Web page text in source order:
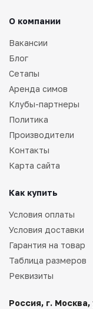
О компании
Вакансии
Блог
Сетапы
Аренда симов
Клубы-партнеры
Политика
Производители
Контакты
Карта сайта
Как купить
Условия оплаты
Условия доставки
Гарантия на товар
Таблица размеров
Реквизиты
Россия, г.